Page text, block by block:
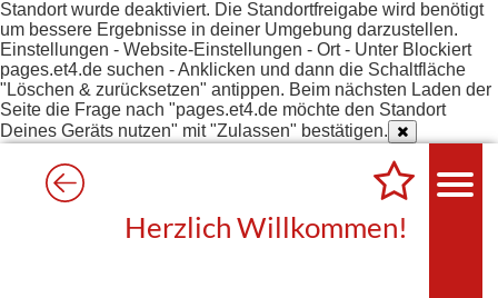
Standort wurde deaktiviert. Die Standortfreigabe wird benötigt
um bessere Ergebnisse in deiner Umgebung darzustellen.
Einstellungen - Website-Einstellungen - Ort - Unter Blockiert
pages.et4.de suchen - Anklicken und dann die Schaltfläche
"Löschen & zurücksetzen" antippen. Beim nächsten Laden der
Seite die Frage nach "pages.et4.de möchte den Standort
Deines Geräts nutzen" mit "Zulassen" bestätigen.
Herzlich Willkommen!